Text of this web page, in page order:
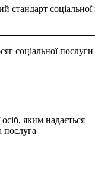
стандарт соціальної
соціальної послуги
осіб, яким надається
послуга